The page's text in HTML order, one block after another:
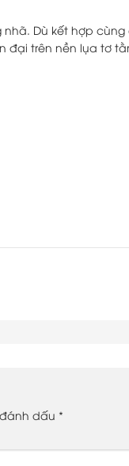
Dù kết hợp
đại trên nền lụa tơ
dấu *